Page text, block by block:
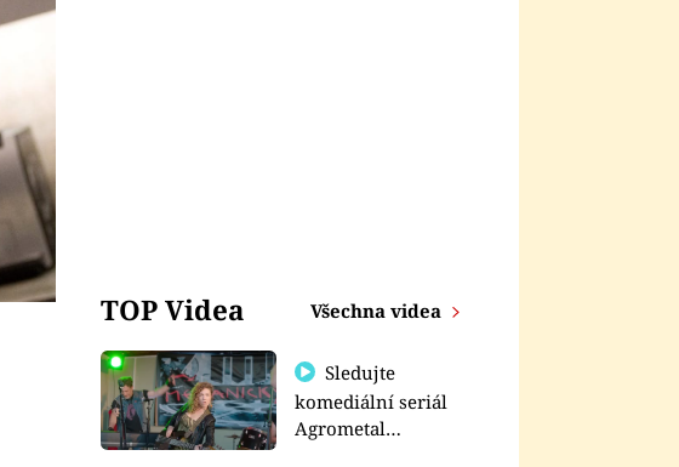
TOP Videa Všechna videa
Sledujte
komediální seriál
Agrometal